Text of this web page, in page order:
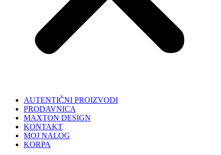
AUTENTIČNI PROIZVODI
PRODAVNICA
MAXTON DESIGN
KONTAKT
MOJ NALOG
KORPA